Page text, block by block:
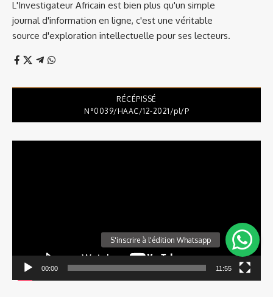
L'Investigateur Africain est bien plus qu'un simple
journal d'information en ligne, c'est une véritable
source d'exploration intellectuelle pour ses lecteurs.
RÉCÉPISSÉ
N°0039/HAAC/12-2021/pl/P
00:00 11:55